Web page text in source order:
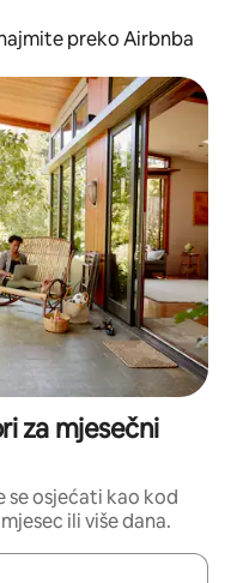
preko Airbnba
za mjesečni
se osjećati kao kod
ili više dana.